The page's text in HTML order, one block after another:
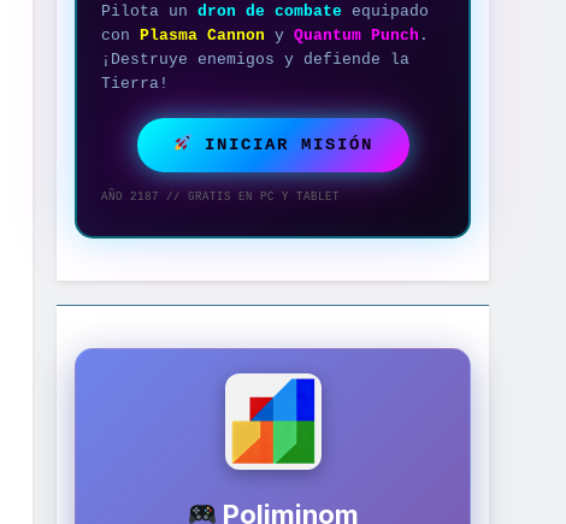
Pilota undron de combate equipado
con
Plasma Cannon yQuantum Punch .
¡Destruye enemigos y defiende la
Tierra!
INICIAR MISIÓN
AÑO 2187 // GRATIS EN PC Y TABLET
Poliminom